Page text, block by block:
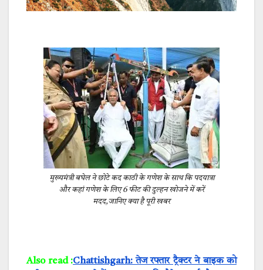
मुख्यमंत्री बघेल ने छोटे कद काठी के गणेश के साथ कि पदयात्रा
और कहां गणेश के लिए 6 फीट की दुल्हन खोजने में करें
मदद,जानिए क्या है पूरी खबर
Also read :Chattishgarh: तेज रफ्तार ट्रैक्टर ने बाइक को